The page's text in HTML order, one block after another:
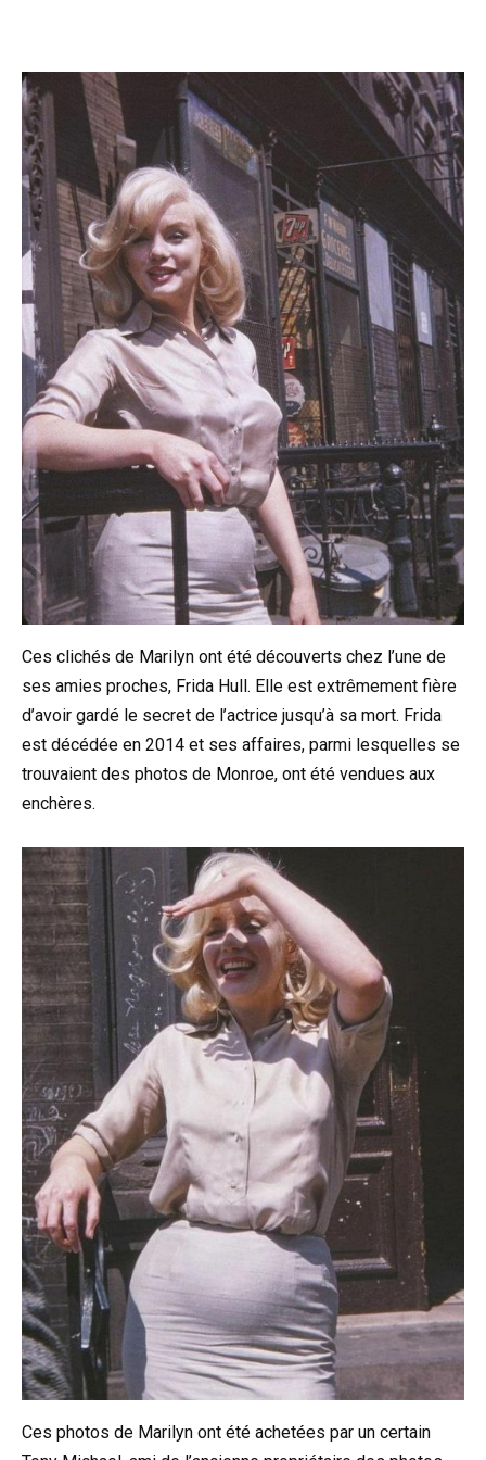
Ces clichés de Marilyn ont été découverts chez l’une de
ses amies proches, Frida Hull. Elle est extrêmement fière
d’avoir gardé le secret de l’actrice jusqu’à sa mort. Frida
est décédée en 2014 et ses affaires, parmi lesquelles se
trouvaient des photos de Monroe, ont été vendues aux
enchères.
Ces photos de Marilyn ont été achetées par un certain